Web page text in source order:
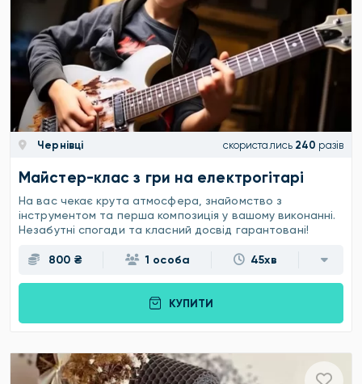
Чернівці скористались 240 разів
Майстер-клас з гри на електрогітарі
На вас чекає крута атмосфера, знайомство з
інструментом та перша композиція у вашому виконанні.
Незабутні спогади та класний досвід гарантовані!
800 ₴ 1 особа 45хв
КУПИТИ